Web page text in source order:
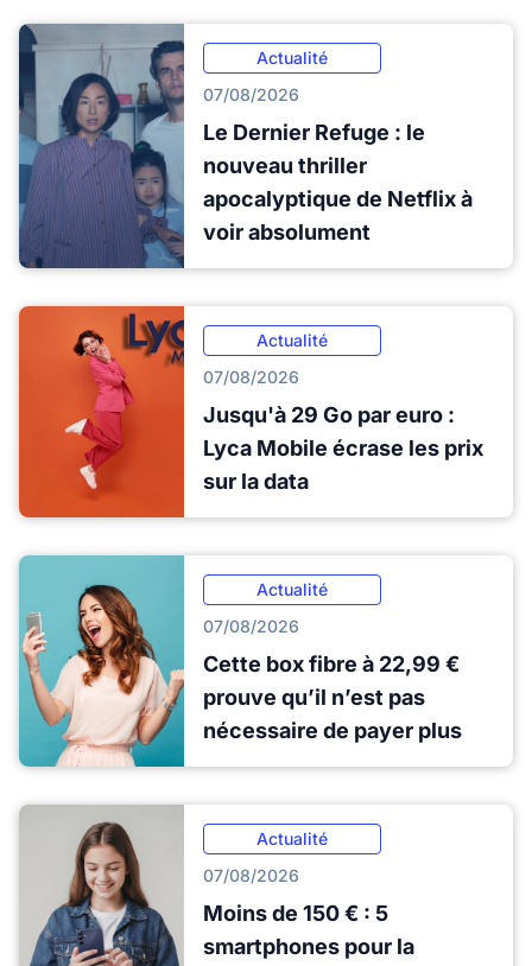
Actualité
07/08/2026
Le Dernier Refuge : le
nouveau thriller
apocalyptique de Netflix à
voir absolument
Actualité
07/08/2026
Jusqu'à 29 Go par euro :
Lyca Mobile écrase les prix
sur la data
Actualité
07/08/2026
Cette box fibre à 22,99 €
prouve qu’il n’est pas
nécessaire de payer plus
Actualité
07/08/2026
Moins de 150 € : 5
smartphones pour la